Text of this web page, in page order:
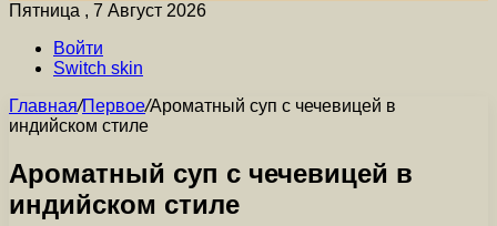
Пятница , 7 Август 2026
Войти
Switch skin
Главная/Первое/Ароматный суп с чечевицей в
индийском стиле
Ароматный суп с чечевицей в
индийском стиле